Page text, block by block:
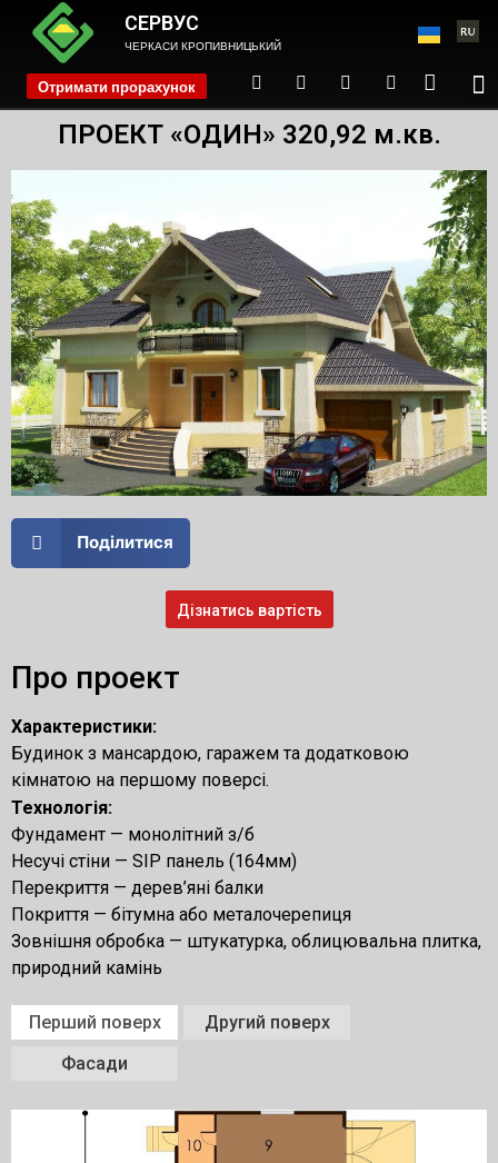
СЕРВУС
ЧЕРКАСИ КРОПИВНИЦЬКИЙ
Отримати прорахунок phone
ПРОЕКТ «ОДИН» 320,92 м.кв.
Поділитися
Дізнатись вартість
Про проект
Характеристики:
Будинок з мансардою, гаражем та додатковою
кімнатою на першому поверсі.
Технологія:
Фундамент — монолітний з/б
Несучі стіни — SIP панель (164мм)
Перекриття — дерев’яні балки
Покриття — бітумна або металочерепиця
Зовнішня обробка — штукатурка, облицювальна плитка,
природний камінь
Перший поверх
Другий поверх
Фасади